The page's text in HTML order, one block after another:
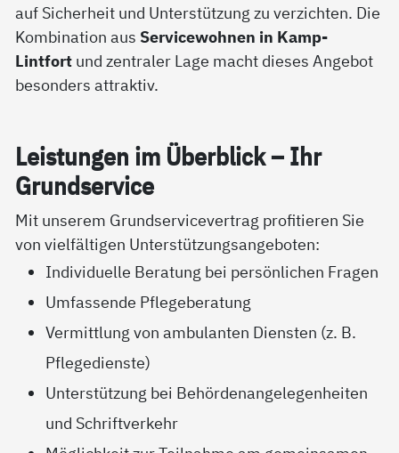
auf Sicherheit und Unterstützung zu verzichten. Die
Kombination aus Servicewohnen in Kamp-
Lintfort und zentraler Lage macht dieses Angebot
besonders attraktiv.
Leis­tun­gen im Über­blick – Ihr
Grund­ser­vice
Mit unserem Grundservicevertrag profitieren Sie
von vielfältigen Unterstützungsangeboten:
Individuelle Beratung bei persönlichen Fragen
Umfassende Pflegeberatung
Vermittlung von ambulanten Diensten (z. B.
Pflegedienste)
Unterstützung bei Behördenangelegenheiten
und Schriftverkehr